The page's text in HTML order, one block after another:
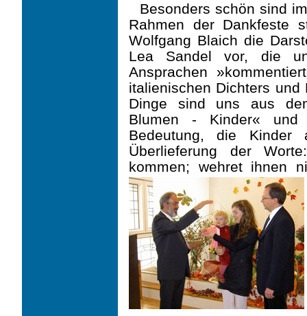
Besonders schön sind
Rahmen der Dankfeste
Wolfgang Blaich die
Lea Sandel vor, die
Ansprachen
italienischen Dichters und
Dinge sind uns aus
Blumen - Kinder«
Bedeutung, die
Überlieferung der
kommen; wehret ihnen